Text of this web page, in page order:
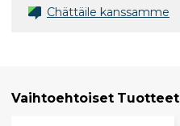
Chättäile kanssamme
Vaihtoehtoiset Tuotteet